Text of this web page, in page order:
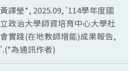
黃譯瑩*, 2025.09, '114學年度國
立政治大學師資培育中心大學社
會實踐(在地教師增能)成果報告,
'.(*為通訊作者)